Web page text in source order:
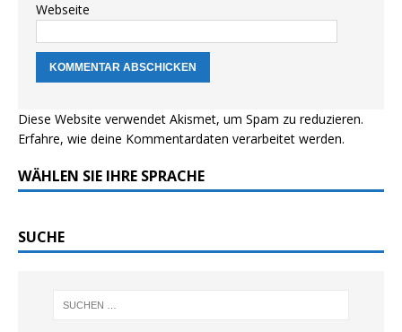
Webseite
Diese Website verwendet Akismet, um Spam zu reduzieren.
Erfahre, wie deine Kommentardaten verarbeitet werden.
WÄHLEN SIE IHRE SPRACHE
SUCHE